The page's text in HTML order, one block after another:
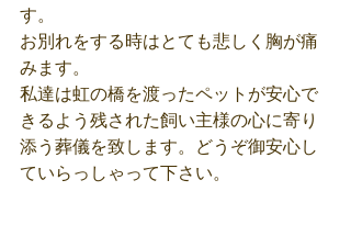
す。
お別れをする時はとても悲しく胸が痛
みます。
私達は虹の橋を渡ったペットが安心で
きるよう残された飼い主様の心に寄り
添う葬儀を致します。どうぞ御安心し
ていらっしゃって下さい。